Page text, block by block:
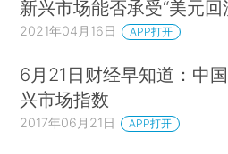
新兴市场能否承受“美元回
2021年04月16日 APP打开
6月21日财经早知道：中
兴市场指数
2017年06月21日 APP打开